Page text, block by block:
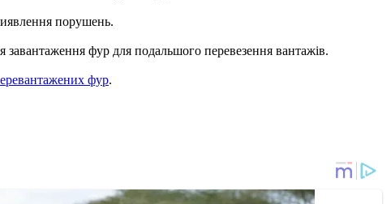
порушень.
завантаження фур для подальшого перевезення вантажів.
фур.